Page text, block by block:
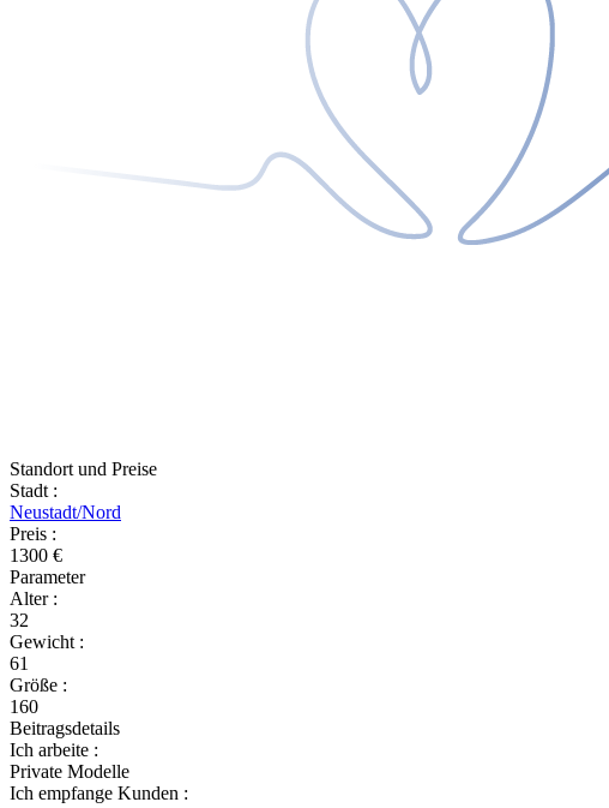
Standort und Preise
Stadt :
Neustadt/Nord
Preis :
1300 €
Parameter
Alter :
32
Gewicht :
61
Größe :
160
Beitragsdetails
Ich arbeite :
Private Modelle
Ich empfange Kunden :